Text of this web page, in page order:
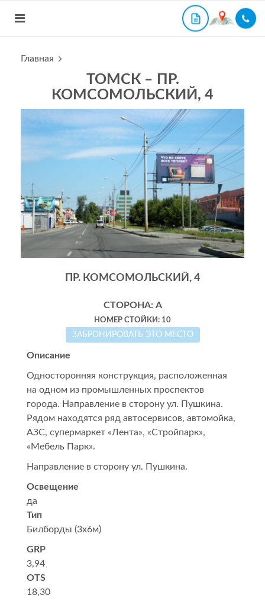
Главная
ТОМСК – ПР.
КОМСОМОЛЬСКИЙ, 4
ПР. КОМСОМОЛЬСКИЙ, 4
СТОРОНА: А
НОМЕР СТОЙКИ: 10
ЗАБРОНИРОВАТЬ ЭТО МЕСТО
Описание
Односторонняя конструкция, расположенная
на одном из промышленных проспектов
города. Направление в сторону ул. Пушкина.
Рядом находятся ряд автосервисов, автомойка,
АЗС, супермаркет «Лента», «Стройпарк»,
«Мебель Парк».
Направление в сторону ул. Пушкина.
Освещение
да
Тип
Билборды (3x6м)
GRP
3,94
OTS
18,30